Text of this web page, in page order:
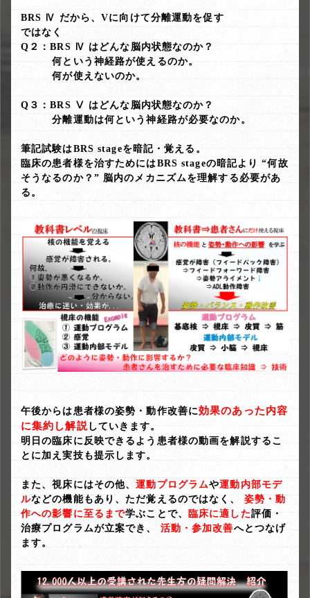
BRS Ⅳ だから、Vに向けて分離運動を促す
ではなく
Q２：BRS Ⅳ はどんな脳内状態なのか？
何という神経路が使えるのか。
何が使えないのか。
Q３：BRS Ⅴ はどんな脳内状態なのか？
分離運動は何という神経路が必要なのか。
筆記試験はBRS stageを暗記・覚える。
臨床の患者様を治すためにはBRS stageの暗記より “何故
そうなるのか？” 脳内のメカニズムを理解する必要があ
る。
午後からは患者様の姿勢・動作改善に効果のあった内容
に集約し解説していきます。
明日の臨床に反映できるよう患者様の動画を解説するこ
とに加え実技も提示します。
また、視床にはその他、運動プログラムや運動内部モデ
ルなどの機能もあり、ただ覚えるのではなく、 姿勢・動
作への影響に至るまで学ぶことで、 臨床に適した評価・
治療プログラムが立案でき、 活動・参加改善へとつなげ
ます。